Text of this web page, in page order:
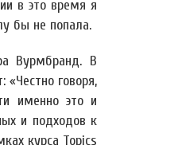
в это время я
бы не попала.
Вурмбранд. В
«Честно говоря,
именно это и
и подходов к
курса Topics